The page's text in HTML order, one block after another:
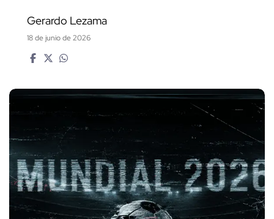
Gerardo Lezama
18 de junio de 2026